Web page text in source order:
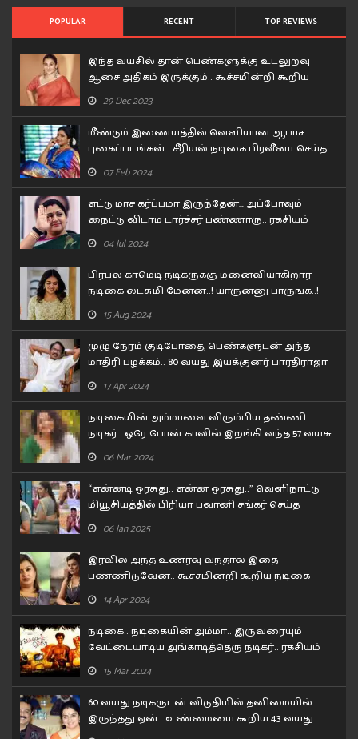
POPULAR RECENT TOP REVIEWS
இந்த வயசில் தான் பெண்களுக்கு உடலுறவு
ஆசை அதிகம் இருக்கும்.. கூச்சமின்றி கூறிய
வித்யா பாலன்..!
29 Dec 2023
மீண்டும் இணையத்தில் வெளியான ஆபாச
புகைப்படங்கள்.. சீரியல் நடிகை பிரவீனா செய்த
சம்பவம்..!
07 Feb 2024
எட்டு மாச கர்ப்பமா இருந்தேன்… அப்போவும்
நைட்டு விடாம டார்ச்சர் பண்ணாரு.. ரகசியம்
உடைத்த குஷ்பூ..!
04 Jul 2024
பிரபல காமெடி நடிகருக்கு மனைவியாகிறார்
நடிகை லட்சுமி மேனன்..! யாருன்னு பாருங்க..!
15 Aug 2024
முழு நேரம் குடிபோதை, பெண்களுடன் அந்த
மாதிரி பழக்கம்.. 80 வயது இயக்குனர் பாரதிராஜா
செய்த காரியம்!!
17 Apr 2024
நடிகையின் அம்மாவை விரும்பிய தண்ணி
நடிகர்.. ஒரே போன் காலில் இறங்கி வந்த 57 வயசு
தேர் நடிகை..
06 Mar 2024
“என்னடி ஒரசுது.. என்ன ஒரசுது..” வெளிநாட்டு
மியூசியத்தில் பிரியா பவானி சங்கர் செய்த
கன்றாவி..!
06 Jan 2025
இரவில் அந்த உணர்வு வந்தால் இதை
பண்ணிடுவேன்.. கூச்சமின்றி கூறிய நடிகை
சோனா..!
14 Apr 2024
நடிகை.. நடிகையின் அம்மா.. இருவரையும்
வேட்டையாடிய அங்காடித்தெரு நடிகர்.. ரகசியம்
உடைத்த பிரபல நடிகர்!
15 Mar 2024
60 வயது நடிகருடன் விடுதியில் தனிமையில்
இருந்தது ஏன்.. உண்மையை கூறிய 43 வயது
நடிகை..